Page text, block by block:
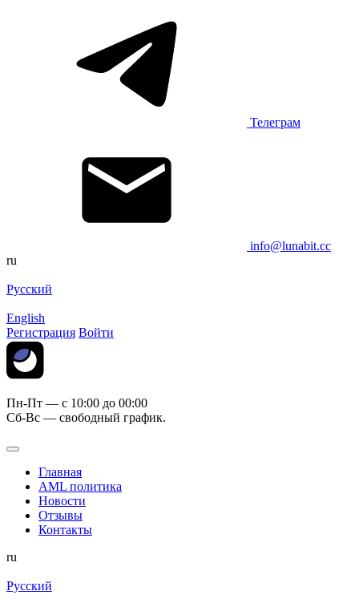
Телеграм
info@lunabit.cc
ru
Русский
English
Регистрация Войти
Пн-Пт — c 10:00 до 00:00
Сб-Вс — свободный график.
Главная
AML политика
Новости
Отзывы
Контакты
ru
Русский